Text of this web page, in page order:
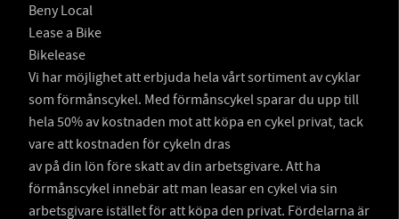
Beny Local
Lease a Bike
Bikelease
Vi har möjlighet att erbjuda hela vårt sortiment av cyklar
som förmånscykel. Med förmånscykel sparar du upp till
hela 50% av kostnaden mot att köpa en cykel privat, tack
vare att kostnaden för cykeln dras
av på din lön före skatt av din arbetsgivare. Att ha
förmånscykel innebär att man leasar en cykel via sin
arbetsgivare istället för att köpa den privat. Fördelarna är